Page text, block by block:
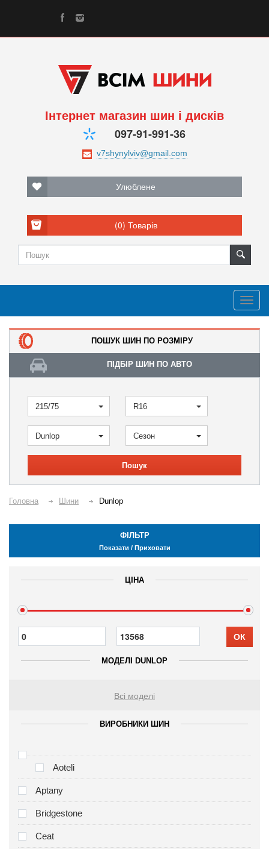
Інтернет магазин шин і дисків
097-91-991-36
Улюблене
(0) Товарів
ПОШУК ШИН ПО РОЗМІРУ
ПІДБІР ШИН ПО АВТО
215/75 R16
Dunlop Сезон
Пошук
Головна Шини Dunlop
ФІЛЬТР
Показати / Приховати
ЦІНА
ОК
МОДЕЛІ DUNLOP
Всі моделі
ВИРОБНИКИ ШИН
Aoteli
Aptany
Bridgestone
Ceat